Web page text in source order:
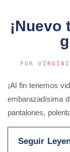
POR
¡Al fin tenemos
embarazadísima
pantalones,
Seguir